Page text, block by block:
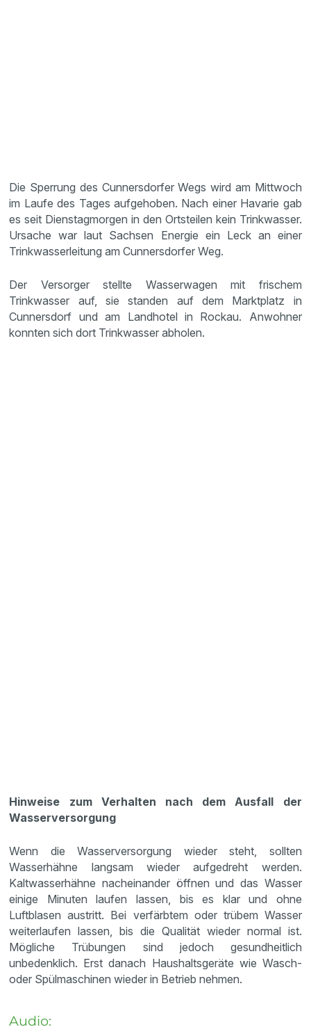
Die Sperrung des Cunnersdorfer Wegs wird am Mittwoch
im Laufe des Tages aufgehoben. Nach einer Havarie gab
es seit Dienstagmorgen in den Ortsteilen kein Trinkwasser.
Ursache war laut Sachsen Energie ein Leck an einer
Trinkwasserleitung am Cunnersdorfer Weg.
Der Versorger stellte Wasserwagen mit frischem
Trinkwasser auf, sie standen auf dem Marktplatz in
Cunnersdorf und am Landhotel in Rockau. Anwohner
konnten sich dort Trinkwasser abholen.
Hinweise zum Verhalten nach dem Ausfall der
Wasserversorgung
Wenn die Wasserversorgung wieder steht, sollten
Wasserhähne langsam wieder aufgedreht werden.
Kaltwasserhähne nacheinander öffnen und das Wasser
einige Minuten laufen lassen, bis es klar und ohne
Luftblasen austritt. Bei verfärbtem oder trübem Wasser
weiterlaufen lassen, bis die Qualität wieder normal ist.
Mögliche Trübungen sind jedoch gesundheitlich
unbedenklich. Erst danach Haushaltsgeräte wie Wasch-
oder Spülmaschinen wieder in Betrieb nehmen.
Audio: